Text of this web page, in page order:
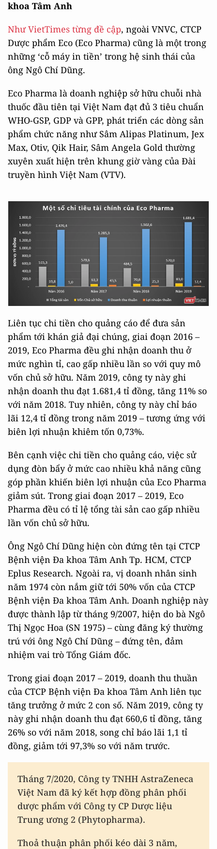
khoa Tâm Anh
Như VietTimes từng đề cập, ngoài VNVC, CTCP
Dược phẩm Eco (Eco Pharma) cũng là một trong
những ‘cỗ máy in tiền’ trong hệ sinh thái của
ông Ngô Chí Dũng.
Eco Pharma là doanh nghiệp sở hữu chuỗi nhà
thuốc đầu tiên tại Việt Nam đạt đủ 3 tiêu chuẩn
WHO-GSP, GDP và GPP, phát triển các dòng sản
phẩm chức năng như Sâm Alipas Platinum, Jex
Max, Otiv, Qik Hair, Sâm Angela Gold thường
xuyên xuất hiện trên khung giờ vàng của Đài
truyền hình Việt Nam (VTV).
Liên tục chi tiền cho quảng cáo để đưa sản
phẩm tới khán giả đại chúng, giai đoạn 2016 –
2019, Eco Pharma đều ghi nhận doanh thu ở
mức nghìn tỉ, cao gấp nhiều lần so với quy mô
vốn chủ sở hữu. Năm 2019, công ty này ghi
nhận doanh thu đạt 1.681,4 tỉ đồng, tăng 11% so
với năm 2018. Tuy nhiên, công ty này chỉ báo
lãi 12,4 tỉ đồng trong năm 2019 – tương ứng với
biên lợi nhuận khiêm tốn 0,73%.
Bên cạnh việc chi tiền cho quảng cáo, việc sử
dụng đòn bẩy ở mức cao nhiều khả năng cũng
góp phần khiến biên lợi nhuận của Eco Pharma
giảm sút. Trong giai đoạn 2017 – 2019, Eco
Pharma đều có tỉ lệ tổng tài sản cao gấp nhiều
lần vốn chủ sở hữu.
Ông Ngô Chí Dũng hiện còn đứng tên tại CTCP
Bệnh viện Đa khoa Tâm Anh Tp. HCM, CTCP
Eplus Research. Ngoài ra, vị doanh nhân sinh
năm 1974 còn nắm giữ tới 50% vốn của CTCP
Bệnh viện Đa khoa Tâm Anh. Doanh nghiệp này
được thành lập từ tháng 9/2007, hiện do bà Ngô
Thị Ngọc Hoa (SN 1975) – cùng đăng ký thường
trú với ông Ngô Chí Dũng – đứng tên, đảm
nhiệm vai trò Tổng Giám đốc.
Trong giai đoạn 2017 – 2019, doanh thu thuần
của CTCP Bệnh viện Đa khoa Tâm Anh liên tục
tăng trưởng ở mức 2 con số. Năm 2019, công ty
này ghi nhận doanh thu đạt 660,6 tỉ đồng, tăng
26% so với năm 2018, song chỉ báo lãi 1,1 tỉ
đồng, giảm tới 97,3% so với năm trước.
Tháng 7/2020, Công ty TNHH AstraZeneca
Việt Nam đã ký kết hợp đồng phân phối
dược phẩm với Công ty CP Dược liệu
Trung ương 2 (Phytopharma).
Thoả thuận phân phối kéo dài 3 năm,